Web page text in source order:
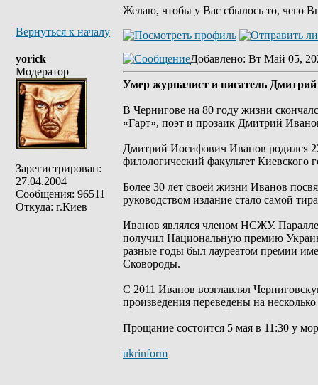
Желаю, чтобы у Вас сбылось то, чего
Вернуться к началу
yorick
Модератор
Зарегистрирован:
27.04.2004
Сообщения: 96511
Откуда: г.Киев
Добавлено: Вт Май 05,
Умер журналист и писатель
В Чернигове на 80 году жизни
«Гарт», поэт и прозаик Дмитрий
Дмитрий Иосифович Иванов родился
филологический факультет Киевского
Более 30 лет своей жизни Иванов
руководством издание стало самой
Иванов являлся членом НСЖУ.
получил Национальную премию
разные годы был лауреатом премии
Сковороды.
С 2011 Иванов возглавлял
произведения переведены на
Прощание состоится 5 мая в 11:30 у
ukrinform